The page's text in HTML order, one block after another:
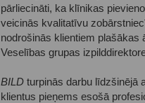
pārliecināti, ka klīnikas
veicinās kvalitatīvu
nodrošinās klientiem plašākas
Veselības grupas
BILD turpinās darbu līdzšinējā
klientus pieņems esošā